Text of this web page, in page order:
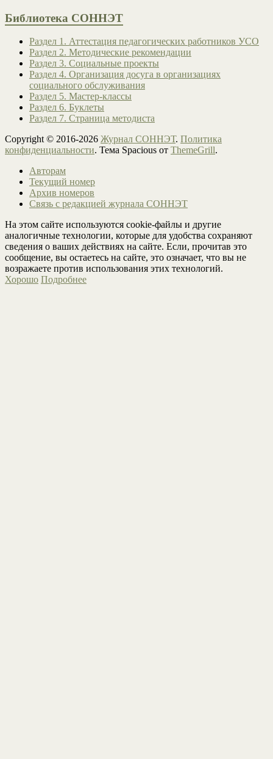
Библиотека СОННЭТ
Раздел 1. Аттестация педагогических работников УСО
Раздел 2. Методические рекомендации
Раздел 3. Социальные проекты
Раздел 4. Организация досуга в организациях
социального обслуживания
Раздел 5. Мастер-классы
Раздел 6. Буклеты
Раздел 7. Страница методиста
Copyright © 2016-2026 Журнал СОННЭТ. Политика
конфиденциальности. Тема Spacious от ThemeGrill.
Авторам
Текущий номер
Архив номеров
Связь с редакцией журнала СОННЭТ
На этом сайте используются cookie-файлы и другие
аналогичные технологии, которые для удобства сохраняют
сведения о ваших действиях на сайте. Если, прочитав это
сообщение, вы остаетесь на сайте, это означает, что вы не
возражаете против использования этих технологий.
Хорошо Подробнее